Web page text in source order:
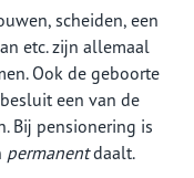
scheiden, een
etc. zijn allemaal
Ook de geboorte
een van de
Bij pensionering is
permanentdaalt.